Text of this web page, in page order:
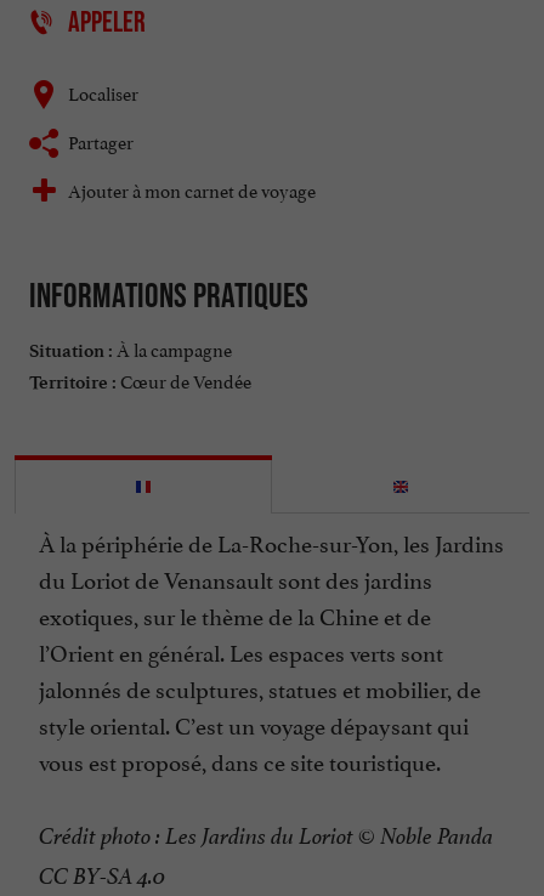
APPELER
Localiser
Partager
Ajouter à mon carnet de voyage
Informations pratiques
Situation : À la campagne
Territoire : Cœur de Vendée
À la périphérie de La-Roche-sur-Yon, les Jardins
du Loriot de Venansault sont des jardins
exotiques, sur le thème de la Chine et de
l’Orient en général. Les espaces verts sont
jalonnés de sculptures, statues et mobilier, de
style oriental. C’est un voyage dépaysant qui
vous est proposé, dans ce site touristique.
Crédit photo : Les Jardins du Loriot © Noble Panda
CC BY-SA 4.0